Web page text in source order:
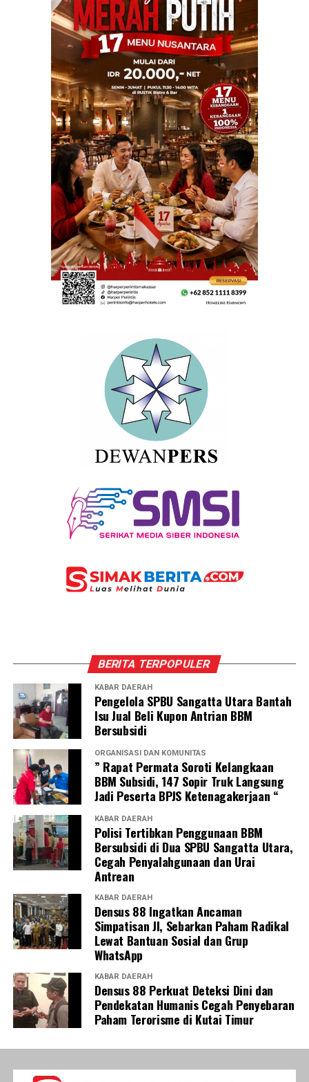
BERITA TERPOPULER
KABAR DAERAH
Pengelola SPBU Sangatta Utara Bantah
Isu Jual Beli Kupon Antrian BBM
Bersubsidi
ORGANISASI DAN KOMUNITAS
” Rapat Permata Soroti Kelangkaan
BBM Subsidi, 147 Sopir Truk Langsung
Jadi Peserta BPJS Ketenagakerjaan “
KABAR DAERAH
Polisi Tertibkan Penggunaan BBM
Bersubsidi di Dua SPBU Sangatta Utara,
Cegah Penyalahgunaan dan Urai
Antrean
KABAR DAERAH
Densus 88 Ingatkan Ancaman
Simpatisan JI, Sebarkan Paham Radikal
Lewat Bantuan Sosial dan Grup
WhatsApp
KABAR DAERAH
Densus 88 Perkuat Deteksi Dini dan
Pendekatan Humanis Cegah Penyebaran
Paham Terorisme di Kutai Timur